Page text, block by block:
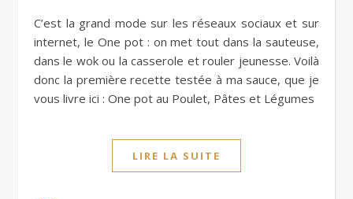
C’est la grand mode sur les réseaux sociaux et sur
internet, le One pot : on met tout dans la sauteuse,
dans le wok ou la casserole et rouler jeunesse. Voilà
donc la première recette testée à ma sauce, que je
vous livre ici : One pot au Poulet, Pâtes et Légumes
LIRE LA SUITE